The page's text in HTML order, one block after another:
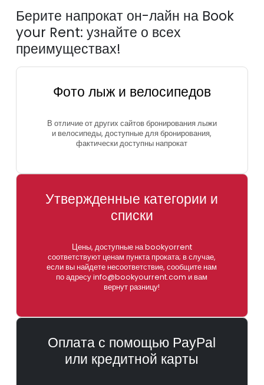
Берите напрокат он-лайн на Book
your Rent: узнайте о всех
преимуществах!
Фото лыж и велосипедов
В отличие от других сайтов бронирования лыжи
и велосипеды, доступные для бронирования,
фактически доступны напрокат
Утвержденные категории и
списки
Цены, доступные на bookyorrent
соответствуют ценам пункта проката; в случае,
если вы найдете несоответствие, сообщите нам
по адресу info@bookyourrent.com и вам
вернут разницу!
Оплата с помощью PayPal
или кредитной карты